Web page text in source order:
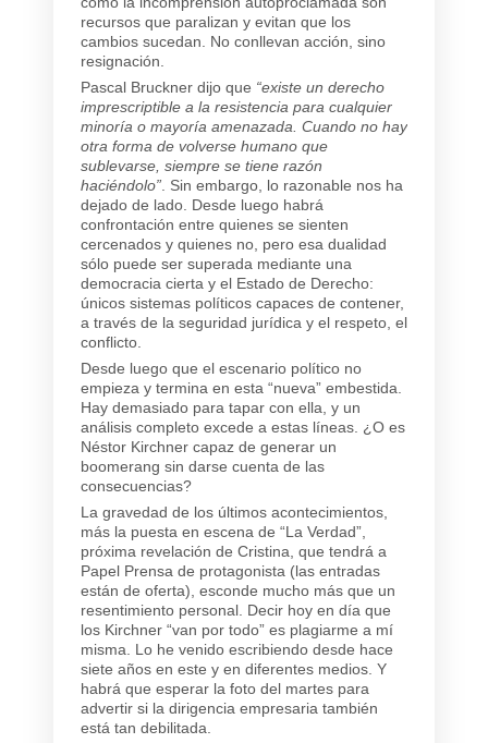
recursos que paralizan y evitan que los
cambios sucedan. No conllevan acción, sino
resignación.
Pascal Bruckner dijo que “existe un derecho
imprescriptible a la resistencia para cualquier
minoría o mayoría amenazada. Cuando no hay
otra forma de volverse humano que
sublevarse, siempre se tiene razón
haciéndolo” . Sin embargo, lo razonable nos ha
dejado de lado. Desde luego habrá
confrontación entre quienes se sienten
cercenados y quienes no, pero esa dualidad
sólo puede ser superada mediante una
democracia cierta y el Estado de Derecho:
únicos sistemas políticos capaces de contener,
a través de la seguridad jurídica y el respeto, el
conflicto.
Desde luego que el escenario político no
empieza y termina en esta “nueva” embestida.
Hay demasiado para tapar con ella, y un
análisis completo excede a estas líneas. ¿O es
Néstor Kirchner capaz de generar un
boomerang sin darse cuenta de las
consecuencias?
La gravedad de los últimos acontecimientos,
más la puesta en escena de “La Verdad”,
próxima revelación de Cristina, que tendrá a
Papel Prensa de protagonista (las entradas
están de oferta), esconde mucho más que un
resentimiento personal. Decir hoy en día que
los Kirchner “van por todo” es plagiarme a mí
misma. Lo he venido escribiendo desde hace
siete años en este y en diferentes medios. Y
habrá que esperar la foto del martes para
advertir si la dirigencia empresaria también
está tan debilitada.